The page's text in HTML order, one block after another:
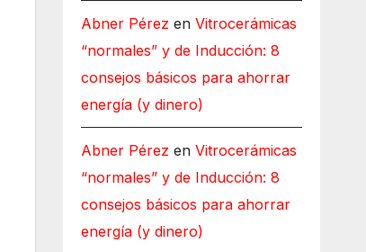
Abner Pérez en Vitrocerámicas
“normales” y de Inducción: 8
consejos básicos para ahorrar
energía (y dinero)
Abner Pérez en Vitrocerámicas
“normales” y de Inducción: 8
consejos básicos para ahorrar
energía (y dinero)